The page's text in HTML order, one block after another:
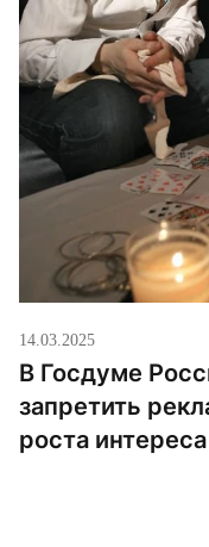
14.03.2025
В Госдуме
запретить
роста